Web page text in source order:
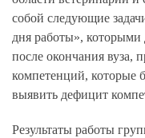
собой следующие
дня работы», которыми
после окончания вуза,
компетенций, которые
выявить дефицит
Результаты работы